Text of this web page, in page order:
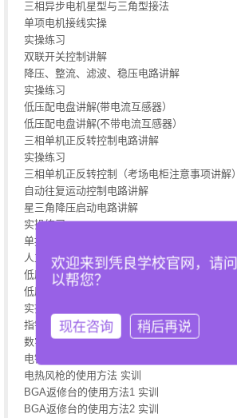
三相异步电机星型与三角型接法
单项电机接线实操
实操练习
双联开关控制讲解
降压、整流、滤波、稳压电路讲解
实操练习
低压配电盘讲解(带电流互感器）
低压配电盘讲解(不带电流互感器）
三相单机正反转控制电路讲解
实操练习
三相单机正反转控制（考场电柜注意事项讲解）
自动往复运动控制电路讲解
星三角降压启动电路讲解
实操练习
单按钮控制继电器电路讲解
人工急救教学
低压电工考试项目模拟考试
低压电工考试项目模拟考试
实操练习
指针万用表的使用方法 实训
数字万用表的使用方法 实训
电铬铁的使用方法 实训
电热风枪的使用方法 实训
BGA返修台的使用方法1 实训
BGA返修台的使用方法2 实训
欢迎来到凭良学校官网，请
以帮您？
现在咨询 稍后再说